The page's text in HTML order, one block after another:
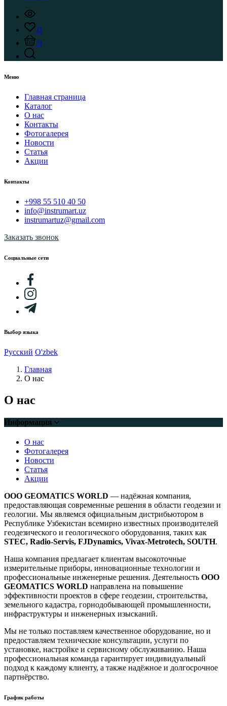
0
0
Меню
Главная страница
Каталог
О нас
Контакты
Фотогалерея
Новости
Статья
Акции
Контакты
+998 55 510 40 50
info@instrumart.uz
instrumartuz@gmail.com
Заказать звонок
Социальные сети
Выбор языка
Русский O'zbek
Главная
О нас
О нас
Информация
О нас
Фотогалерея
Новости
Статья
Акции
ООО GEOMATICS WORLD — надёжная компания,
предоставляющая современные решения в области геодезии и
геологии. Мы являемся официальным дистрибьютором в
Республике Узбекистан всемирно известных производителей
геодезического и геологического оборудования, таких как
STEC, Radio-Servis, FJDynamics, Vivax-Metrotech, SOUTH.
Наша компания предлагает клиентам высокоточные
измерительные приборы, инновационные технологии и
профессиональные инженерные решения. Деятельность ООО
GEOMATICS WORLD направлена на повышение
эффективности проектов в сфере геодезии, строительства,
земельного кадастра, горнодобывающей промышленности,
инфраструктуры и инженерных изысканий.
Мы не только поставляем качественное оборудование, но и
предоставляем технические консультации, услуги по
установке, настройке и сервисному обслуживанию. Наша
профессиональная команда гарантирует индивидуальный
подход к каждому клиенту, а также надёжное и долгосрочное
партнёрство.
График работы